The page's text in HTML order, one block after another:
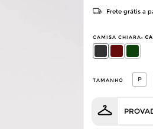
Frete grátis a
CAMISA CHIARA:
TAMANHO P